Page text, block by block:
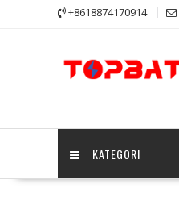
+8618874170914
KATEGORI